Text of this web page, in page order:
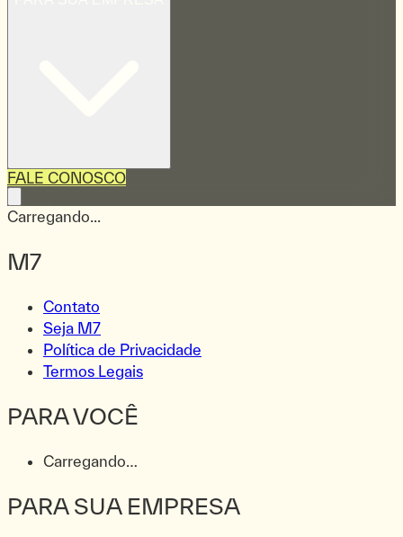
FALE CONOSCO
Carregando...
M7
Contato
Seja M7
Política de Privacidade
Termos Legais
PARA VOCÊ
Carregando…
PARA SUA EMPRESA